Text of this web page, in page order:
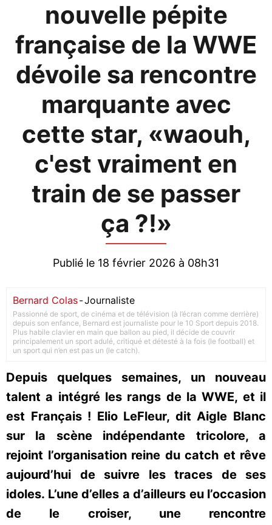
nouvelle pépite
française de la WWE
dévoile sa rencontre
marquante avec
cette star, «waouh,
c'est vraiment en
train de se passer
ça ?!»
Publié le 18 février 2026 à 08h31
Bernard Colas-Journaliste
Passionné de sport, de cinéma et de télévision (à l’écran comme derrière)
depuis son enfance, Bernard est journaliste pour le 10 Sport depuis 2018.
Plus habile clavier en main que ballon au pied, il décide de couvrir
principalement un sport adulé, critiqué et détesté à la fois (le football) et
un sport qui n’en est pas un (le catch).
Depuis quelques semaines, un nouveau
talent a intégré les rangs de la WWE, et il
est Français ! Elio LeFleur, dit Aigle Blanc
sur la scène indépendante tricolore, a
rejoint l’organisation reine du catch et rêve
aujourd’hui de suivre les traces de ses
idoles. L’une d’elles a d’ailleurs eu l’occasion
de le croiser, une rencontre